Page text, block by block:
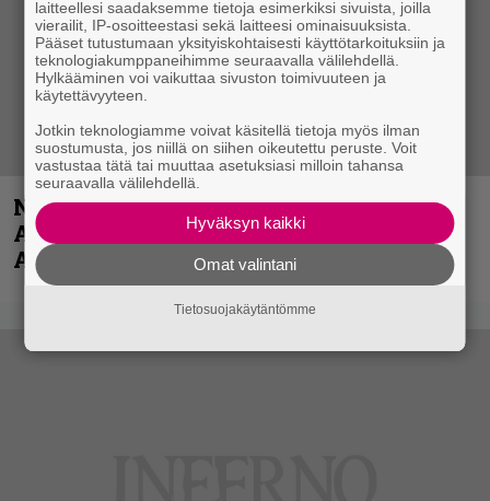
Näin lähtee Ghostin Tobias Forgelta
Accept – menossa mukana myös
Anthrax- ja Korn-miehistöä
laitteellesi saadaksemme tietoja esimerkiksi sivuista, joilla
vierailit, IP-osoitteestasi sekä laitteesi ominaisuuksista.
Pääset tutustumaan yksityiskohtaisesti käyttötarkoituksiin ja
teknologiakumppaneihimme seuraavalla välilehdellä.
Hylkääminen voi vaikuttaa sivuston toimivuuteen ja
käytettävyyteen.
Jotkin teknologiamme voivat käsitellä tietoja myös ilman
suostumusta, jos niillä on siihen oikeutettu peruste. Voit
vastustaa tätä tai muuttaa asetuksiasi milloin tahansa
seuraavalla välilehdellä.
Hyväksyn kaikki
Omat valintani
Tietosuojakäytäntömme